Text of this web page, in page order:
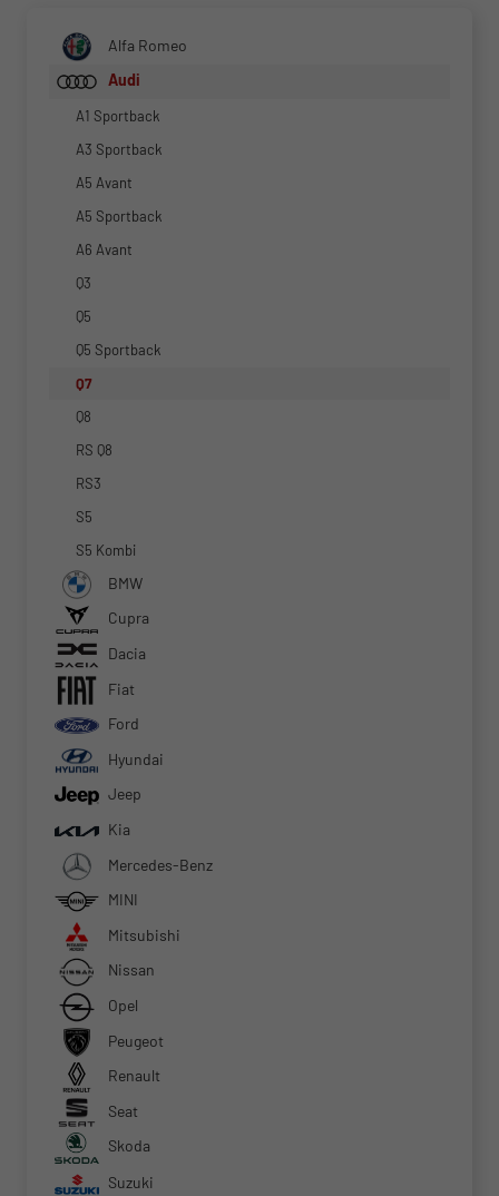
Alfa Romeo
Audi
A1 Sportback
A3 Sportback
A5 Avant
A5 Sportback
A6 Avant
Q3
Q5
Q5 Sportback
Q7
Q8
RS Q8
RS3
S5
S5 Kombi
BMW
Cupra
Dacia
Fiat
Ford
Hyundai
Jeep
Kia
Mercedes-Benz
MINI
Mitsubishi
Nissan
Opel
Peugeot
Renault
Seat
Skoda
Suzuki